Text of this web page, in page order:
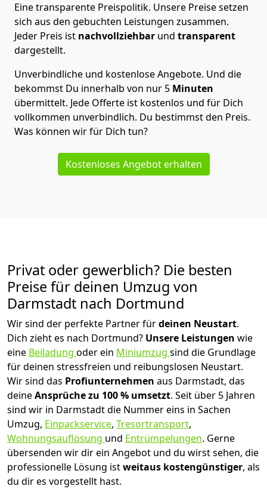
Eine transparente Preispolitik. Unsere Preise setzen
sich aus den gebuchten Leistungen zusammen.
Jeder Preis ist nachvollziehbar und transparent
dargestellt.
Unverbindliche und kostenlose Angebote. Und die
bekommst Du innerhalb von nur 5 Minuten
übermittelt. Jede Offerte ist kostenlos und für Dich
vollkommen unverbindlich. Du bestimmst den Preis.
Was können wir für Dich tun?
Kostenloses Angebot erhalten
Privat oder gewerblich? Die besten
Preise für deinen Umzug von
Darmstadt nach Dortmund
Wir sind der perfekte Partner fürdeinen Neustart.
Dich zieht es nach Dortmund? Unsere Leistungen wie
eine Beiladung oder ein Miniumzug sind die Grundlage
für deinen stressfreien und reibungslosen Neustart.
Wir sind das Profiunternehmen aus Darmstadt, das
deineAnsprüche zu 100 % umsetzt. Seit über 5 Jahren
sind wir in Darmstadt die Nummer eins in Sachen
Umzug, Einpackservice, Tresortransport,
Wohnungsauflösung und Entrümpelungen. Gerne
übersenden wir dir ein Angebot und du wirst sehen, die
professionelle Lösung istweitaus kostengünstiger, als
du dir es vorgestellt hast.